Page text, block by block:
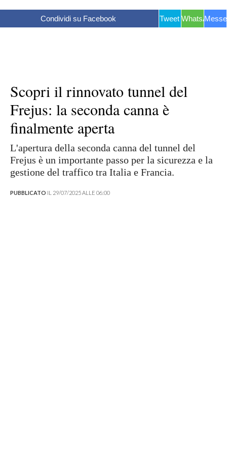
Condividi su Facebook Tweet WhatsApp
Scopri il rinnovato tunnel del
Frejus: la seconda canna è
finalmente aperta
L'apertura della seconda canna del tunnel del
Frejus è un importante passo per la sicurezza e la
gestione del traffico tra Italia e Francia.
PUBBLICATO IL 29/07/2025 ALLE 06:00